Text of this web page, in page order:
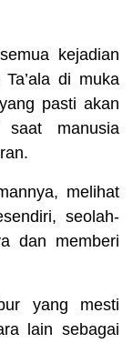
kejadian
di muka
pasti akan
saat manusia
melihat
seolah-
dan memberi
yang mesti
lain sebagai